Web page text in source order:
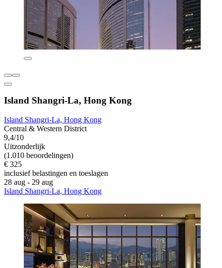
Island Shangri-La, Hong Kong
Island Shangri-La, Hong Kong
Central & Western District
9,4/10
Uitzonderlijk
(1.010 beoordelingen)
€ 325
inclusief belastingen en toeslagen
28 aug - 29 aug
Island Shangri-La, Hong Kong